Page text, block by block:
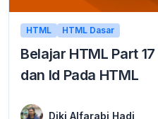
HTML HTML Dasar
Belajar HTML Part
dan Id Pada HTML
Diki Alfarabi Hadi